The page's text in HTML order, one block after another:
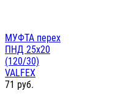
МУФТА перех
ПНД 25х20
(120/30)
VALFEX
71 руб.